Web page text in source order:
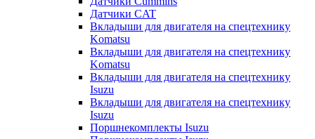
Датчики CAT
Вкладыши для двигателя на спецтехнику
Komatsu
Вкладыши для двигателя на спецтехнику
Komatsu
Вкладыши для двигателя на спецтехнику
Isuzu
Вкладыши для двигателя на спецтехнику
Isuzu
Поршнекомплекты Isuzu